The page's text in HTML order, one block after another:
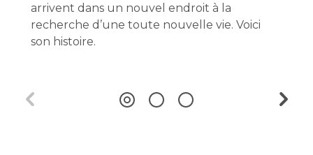
arrivent dans un nouvel endroit à la
recherche d’une toute nouvelle vie. Voici
son histoire.